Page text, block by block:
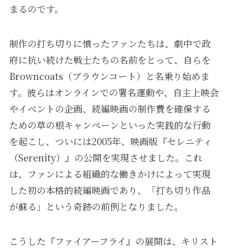
まるのです。
制作の打ち切りに憤ったファンたちは、劇中で政
府に抗い続けた戦士たちの名前をとって、自らを
Browncoats（ブラウンコート）と名乗り始めま
す。彼らはオンラインでの署名運動や、自主上映会
やイベントの企画、続編映画の制作費を確保する
ための草の根キャンペーンといった実践的な行動
を起こし、ついには2005年、映画版『セレニティ
（Serenity）』の公開を実現させました。これ
は、ファンによる組織的な働きかけによって実現
した初の本格的続編映画であり、「打ち切り作品
が蘇る」という奇跡の前例となりました。
こうした『ファイアーフライ』の展開は、キリスト